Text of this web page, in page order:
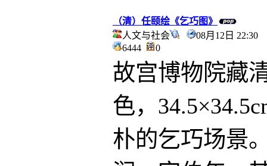
（清）任颐绘《乞巧图》
人文与社会
08月12日 22:30
6444
0
故宫博物院藏
色，
朴的乞巧场景